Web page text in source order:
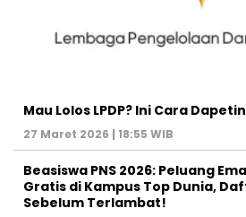
Mau Lolos LPDP? Ini Cara
27 Maret 2026 | 18:55 WIB
Beasiswa PNS 2026: Peluang
Gratis di Kampus Top Dunia,
Sebelum Terlambat!